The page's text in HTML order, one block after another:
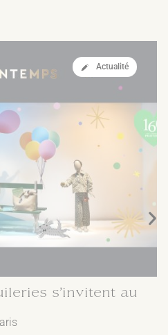
Actualité
s’invitent au